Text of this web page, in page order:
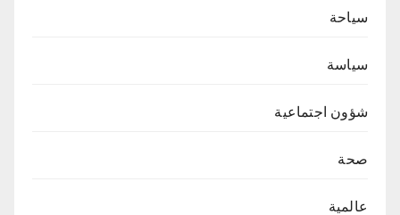
سياحة
سياسة
شؤون اجتماعية
صحة
عالمية